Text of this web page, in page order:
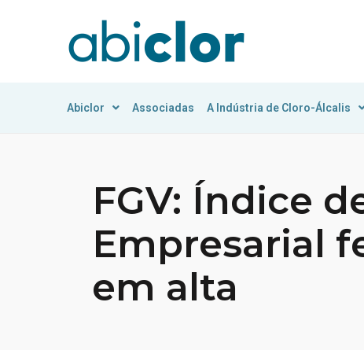
Abiclor Associadas A Indústria de Cloro-Álcalis
FGV: Índice
Empresarial
em alta